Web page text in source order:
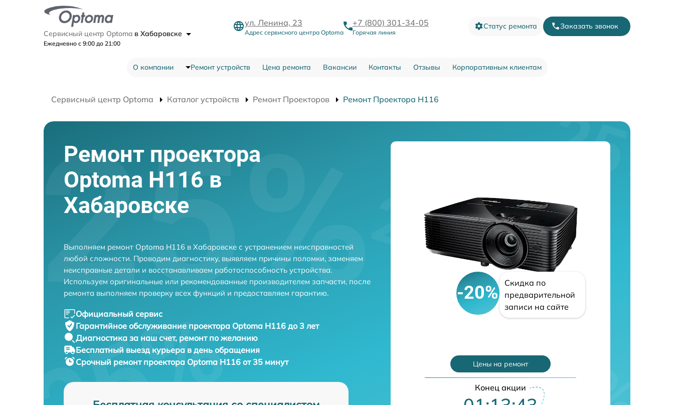
Сервисный центр Optoma в Хабаровске
Ежедневно с 9:00 до 21:00
ул. Ленина, 23
Адрес сервисного центра Optoma
+7 (800) 301-34-05
Горячая линия
Статус ремонта Заказать звонок
О компании Ремонт устройств Цена ремонта Вакансии Контакты Отзывы Корпоративным клиентам
Сервисный центр Optoma Каталог устройств Ремонт Проекторов Ремонт Проектора H116
Ремонт проектора
Optoma H116 в
Хабаровске
Выполняем ремонт Optoma H116 в Хабаровске с устранением неисправностей
любой сложности. Проводим диагностику, выявляем причины поломки, заменяем
неисправные детали и восстанавливаем работоспособность устройства.
Используем оригинальные или рекомендованные производителем запчасти, после
ремонта выполняем проверку всех функций и предоставляем гарантию.
Официальный сервис
Гарантийное обслуживание проектора Optoma H116 до 3 лет
Диагностика за наш счет, ремонт по желанию
Бесплатный выезд курьера в день обращения
Срочный ремонт проектора Optoma H116 от 35 минут
-20%
Скидка по
предварительной
записи на сайте
Цены на ремонт
Конец акции